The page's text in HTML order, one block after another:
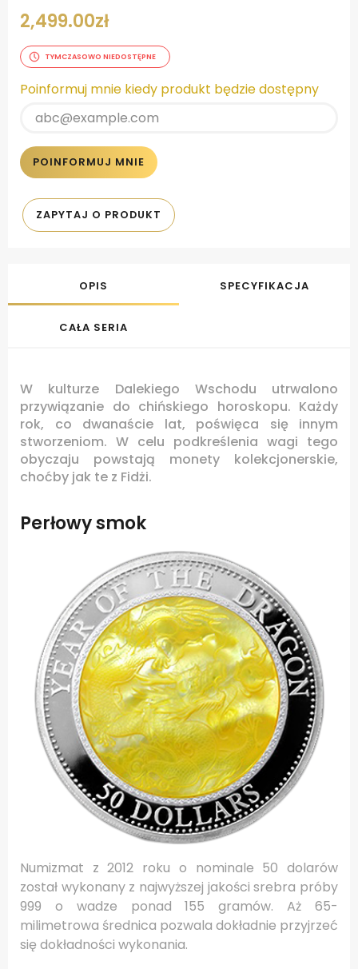
2,499.00zł
TYMCZASOWO NIEDOSTĘPNE
Poinformuj mnie kiedy produkt będzie dostępny
POINFORMUJ MNIE
ZAPYTAJ O PRODUKT
OPIS SPECYFIKACJA
CAŁA SERIA
W kulturze Dalekiego Wschodu utrwalono
przywiązanie do chińskiego horoskopu. Każdy
rok, co dwanaście lat, poświęca się innym
stworzeniom. W celu podkreślenia wagi tego
obyczaju powstają monety kolekcjonerskie,
choćby jak te z Fidżi.
Perłowy smok
Numizmat z 2012 roku o nominale 50 dolarów
został wykonany z najwyższej jakości srebra próby
999 o wadze ponad 155 gramów. Aż 65-
milimetrowa średnica pozwala dokładnie przyjrzeć
się dokładności wykonania.